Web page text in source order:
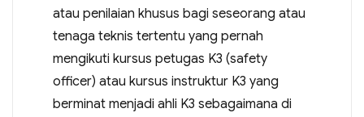
atau penilaian khusus bagi seseorang atau
tenaga teknis tertentu yang pernah
mengikuti kursus petugas K3 (safety
officer) atau kursus instruktur K3 yang
berminat menjadi ahli K3 sebagaimana di